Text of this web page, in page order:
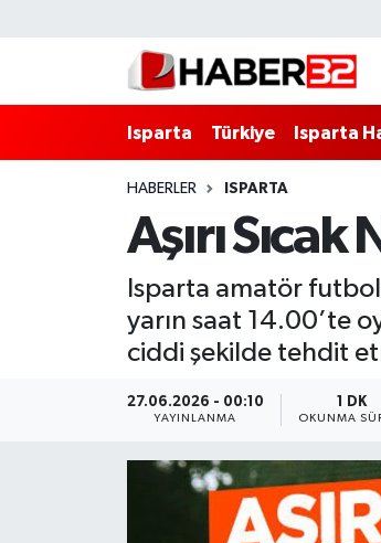
Isparta Türkiye Isparta
HABERLER ISPARTA
Aşırı
Isparta amatör
yarın saat 14.00’te
ciddi şekilde tehdit
27.06.2026 - 00:10
YAYINLANMA
1 DK
OKUNMA
Isparta Hakkında
Esnaf Diyor ki;
BİLİM VE TEKNOLOJİ
Isparta Nöbetçi Eczaneler
Isparta Hava Durumu
Isparta Trafik Yoğunluk Haritası
Süper Lig Puan Durumu ve Fikstür
Tüm Manşetler
Son Dakika Haberleri
Haber Arşivi